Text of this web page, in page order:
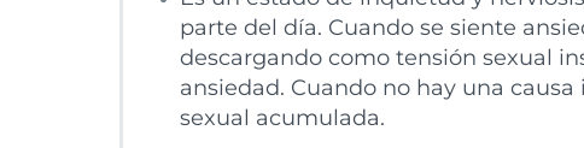
parte del día. Cuando se siente
descargando como tensión sexual
ansiedad. Cuando no hay una
sexual acumulada.